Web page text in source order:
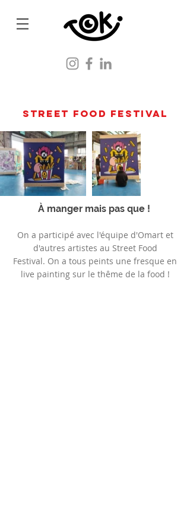
Street food festival
À manger mais pas que !
On a participé avec l'équipe d'Omart et
d'autres artistes au Street Food
Festival. On a tous peints une fresque en
live painting sur le thême de la food !